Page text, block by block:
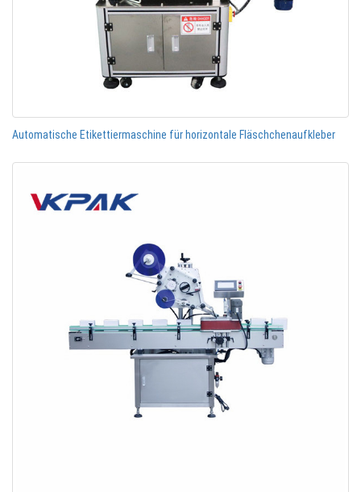
Automatische Etikettiermaschine für horizontale Fläschchenaufkleber